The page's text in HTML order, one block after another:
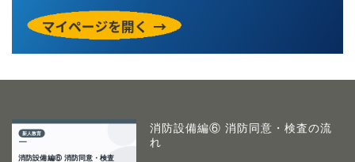
消防設備編⑥ 消防同意・検査の流
れ